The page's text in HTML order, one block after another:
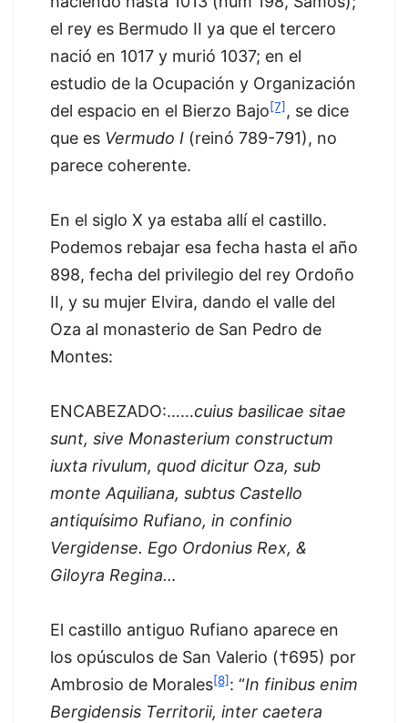
el rey es Bermudo II ya que el tercero
nació en 1017 y murió 1037; en el
estudio de la Ocupación y Organización
del espacio en el Bierzo Bajo[7], se dice
que es Vermudo I (reinó 789-791), no
parece coherente.
En el siglo X ya estaba allí el castillo.
Podemos rebajar esa fecha hasta el año
898, fecha del privilegio del rey Ordoño
II, y su mujer Elvira, dando el valle del
Oza al monasterio de San Pedro de
Montes:
ENCABEZADO:……cuius basilicae sitae
sunt, sive Monasterium constructum
iuxta rivulum, quod dicitur Oza, sub
monte Aquiliana, subtus Castello
antiquísimo Rufiano, in confinio
Vergidense. Ego Ordonius Rex, &
Giloyra Regina…
El castillo antiguo Rufiano aparece en
los opúsculos de San Valerio (†695) por
Ambrosio de Morales[8]: “In finibus enim
Bergidensis Territorii, inter caetera